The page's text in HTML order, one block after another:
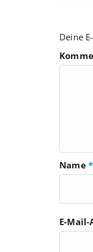
Deine
Name *
E-Mail-